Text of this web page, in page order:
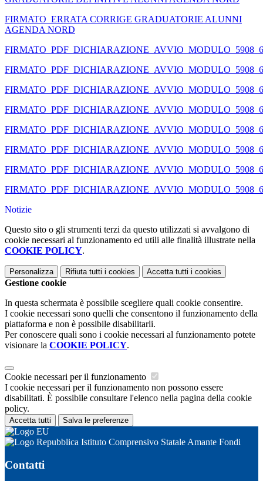
FIRMATO_ERRATA CORRIGE GRADUATORIE ALUNNI
AGENDA NORD
Notizie
Questo sito o gli strumenti terzi da questo utilizzati si avvalgono di
cookie necessari al funzionamento ed utili alle finalità illustrate nella
COOKIE POLICY.
Personalizza Rifiuta tutti i cookies Accetta tutti i cookies
Gestione cookie
In questa schermata è possibile scegliere quali cookie consentire.
I cookie necessari sono quelli che consentono il funzionamento della
piattaforma e non è possibile disabilitarli.
Per conoscere quali sono i cookie necessari al funzionamento potete
visionare la COOKIE POLICY.
Cookie necessari per il funzionamento
I cookie necessari per il funzionamento non possono essere
disabilitati. È possibile consultare l'elenco nella pagina della cookie
policy.
Accetta tutti Salva le preferenze
Istituto Comprensivo Statale Amante Fondi
Contatti